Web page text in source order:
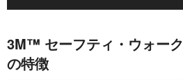
3M™ セーフティ・ウォー
の特徴